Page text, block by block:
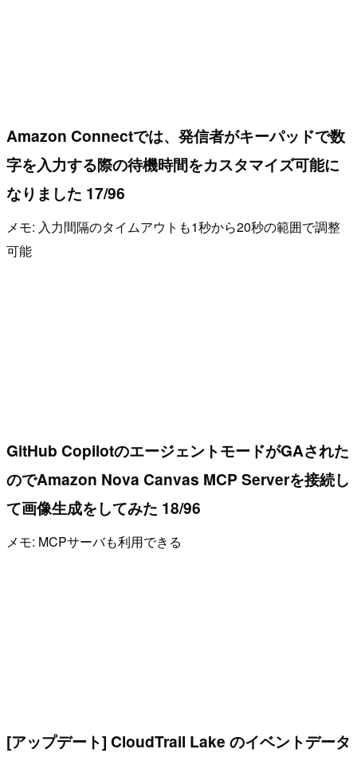
Amazon Connectでは、発信者がキーパッドで数
字を入力する際の待機時間をカスタマイズ可能に
なりました 17/96
メモ: 入力間隔のタイムアウトも1秒から20秒の範囲で調整
可能
GitHub CopilotのエージェントモードがGAされた
のでAmazon Nova Canvas MCP Serverを接続し
て画像生成をしてみた 18/96
メモ: MCPサーバも利用できる
[アップデート] CloudTrail Lake のイベントデータ